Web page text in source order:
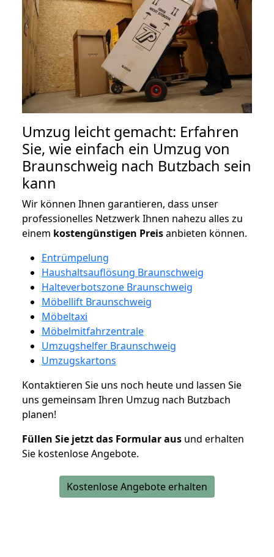
Umzug leicht gemacht: Erfahren
Sie, wie einfach ein Umzug von
Braunschweig nach Butzbach sein
kann
Wir können Ihnen garantieren, dass unser
professionelles Netzwerk Ihnen nahezu alles zu
einem kostengünstigen Preisanbieten können.
Entrümpelung
Haushaltsauflösung Braunschweig
Halteverbotszone Braunschweig
Möbellift Braunschweig
Möbeltaxi
Möbelmitfahrzentrale
Umzugshelfer Braunschweig
Umzugskartons
Kontaktieren Sie uns noch heute und lassen Sie
uns gemeinsam Ihren Umzug nach Butzbach
planen!
Füllen Sie jetzt das Formular aus und erhalten
Sie kostenlose Angebote.
Kostenlose Angebote erhalten